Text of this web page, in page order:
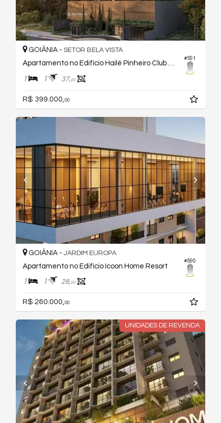
#591
GOIÂNIA - SETOR BELA VISTA
Apartamento no Edifício Hailé Pinheiro Club House
1 1 37,00
R$ 399.000, 00
#590
GOIÂNIA - JARDIM EUROPA
Apartamento no Edifício Icoon Home Resort
1 1 28,00
R$ 260.000,00
UNIDADES DE REVENDA